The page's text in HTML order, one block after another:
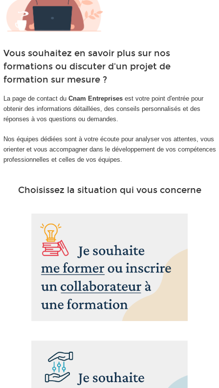
Vous souhaitez en savoir plus sur nos
formations ou discuter d'un projet de
formation sur mesure ?
La page de contact du Cnam Entreprisesest votre point d'entrée pour
obtenir des informations détaillées, des conseils personnalisés et des
réponses à vos questions ou demandes.
Nos équipes dédiées sont à votre écoute pour analyser vos attentes, vous
orienter et vous accompagner dans le développement de vos compétences
professionnelles et celles de vos équipes.
Choisissez la situation qui vous concerne